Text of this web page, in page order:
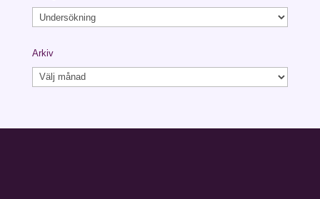
Kategorier
Arkiv
Arkiv